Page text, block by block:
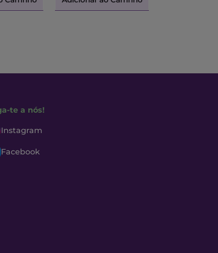
te a nós!
Instagram
Facebook